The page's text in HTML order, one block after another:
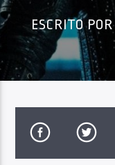
PROGRAMA ACTUAL
10:00 PM
Haahil
ESCRITO POR